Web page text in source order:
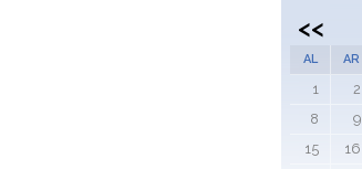
<<
AL AR
1 2
8
9
15
16